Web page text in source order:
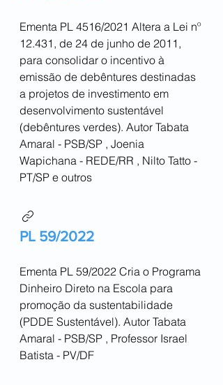
Ementa PL 4516/2021 Altera a Lei nº
12.431, de 24 de junho de 2011,
para consolidar o incentivo à
emissão de debêntures destinadas
a projetos de investimento em
desenvolvimento sustentável
(debêntures verdes). Autor Tabata
Amaral - PSB/SP , Joenia
Wapichana - REDE/RR , Nilto Tatto -
PT/SP e outros
PL 59/2022
Ementa PL 59/2022 Cria o Programa
Dinheiro Direto na Escola para
promoção da sustentabilidade
(PDDE Sustentável). Autor Tabata
Amaral - PSB/SP , Professor Israel
Batista - PV/DF